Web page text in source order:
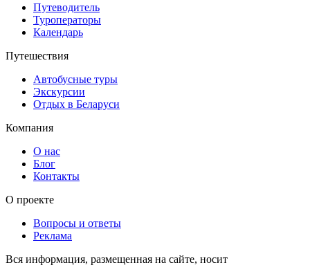
Путеводитель
Туроператоры
Календарь
Путешествия
Автобусные туры
Экскурсии
Отдых в Беларуси
Компания
О нас
Блог
Контакты
О проекте
Вопросы и ответы
Реклама
Вся информация, размещенная на сайте, носит